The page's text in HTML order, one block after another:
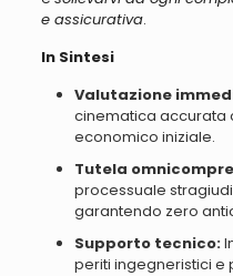
e assicurativa.
In Sintesi
Valutazione
cinematica accurata
economico iniziale.
Tutela
processuale
garantendo zero
Supporto tecnico:
periti ingegneristici e